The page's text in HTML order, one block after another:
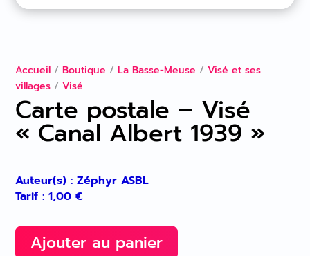
Accueil /Boutique /La Basse-Meuse /Visé et ses
villages /Visé
Carte postale – Visé
« Canal Albert 1939 »
Auteur(s) : Zéphyr ASBL
Tarif :1,00€
Ajouter au panier